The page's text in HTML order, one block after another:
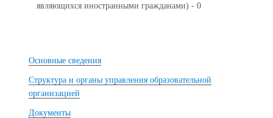
являющихся иностранными гражданами) - 0
Основные сведения
Структура и органы управления образовательной
организацией
Документы